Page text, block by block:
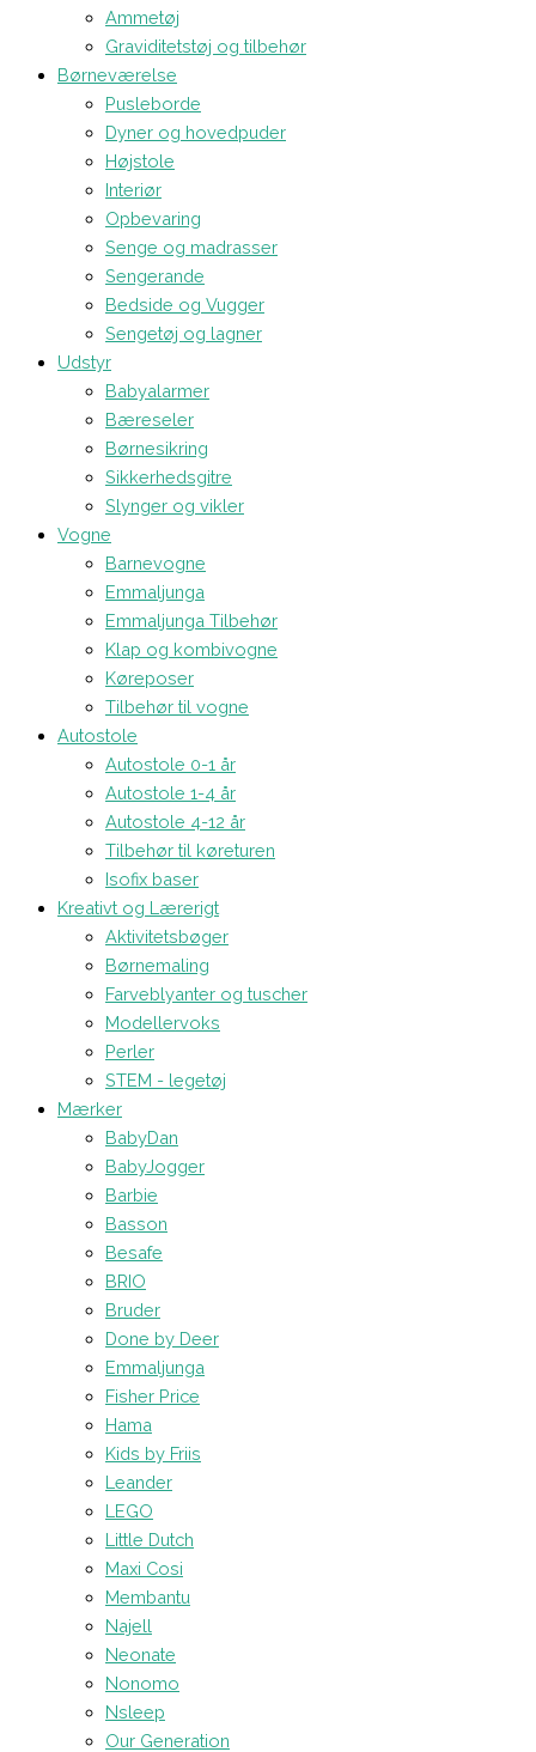
Ammetøj
Graviditetstøj og tilbehør
Børneværelse
Pusleborde
Dyner og hovedpuder
Højstole
Interiør
Opbevaring
Senge og madrasser
Sengerande
Bedside og Vugger
Sengetøj og lagner
Udstyr
Babyalarmer
Bæreseler
Børnesikring
Sikkerhedsgitre
Slynger og vikler
Vogne
Barnevogne
Emmaljunga
Emmaljunga Tilbehør
Klap og kombivogne
Køreposer
Tilbehør til vogne
Autostole
Autostole 0-1 år
Autostole 1-4 år
Autostole 4-12 år
Tilbehør til køreturen
Isofix baser
Kreativt og Lærerigt
Aktivitetsbøger
Børnemaling
Farveblyanter og tuscher
Modellervoks
Perler
STEM - legetøj
Mærker
BabyDan
BabyJogger
Barbie
Basson
Besafe
BRIO
Bruder
Done by Deer
Emmaljunga
Fisher Price
Hama
Kids by Friis
Leander
LEGO
Little Dutch
Maxi Cosi
Membantu
Najell
Neonate
Nonomo
Nsleep
Our Generation